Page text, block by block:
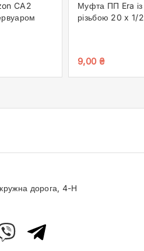
CA2
Муфта ПП Era із
різьбою 20 x 1/
9,00 ₴
дорога, 4-Н